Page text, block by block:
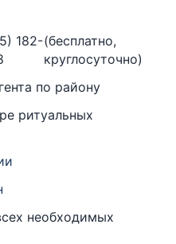
182-(бесплатно,
круглосуточно)
по району
ритуальных
необходимых